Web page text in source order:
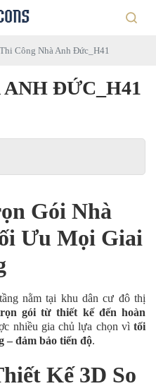
Thi Công Nhà Anh Đức_H41
ĐỨC_H41
Gói Nhà
Ưu Mọi Giai
nằm tại khu dân cư đô thị
gói từ thiết kế đến hoàn
nhiều gia chủ lựa chọn vì tối
– đảm bảo tiến độ.
Kế 3D So